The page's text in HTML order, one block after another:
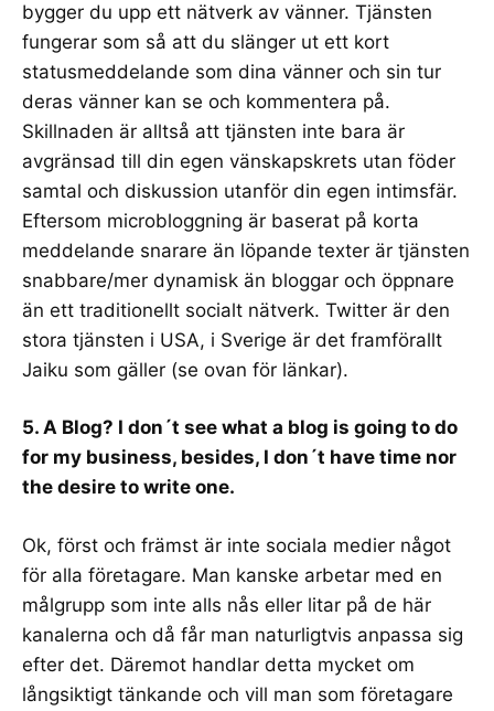
bygger du upp ett nätverk av vänner. Tjänsten
fungerar som så att du slänger ut ett kort
statusmeddelande som dina vänner och sin tur
deras vänner kan se och kommentera på.
Skillnaden är alltså att tjänsten inte bara är
avgränsad till din egen vänskapskrets utan föder
samtal och diskussion utanför din egen intimsfär.
Eftersom microbloggning är baserat på korta
meddelande snarare än löpande texter är tjänsten
snabbare/mer dynamisk än bloggar och öppnare
än ett traditionellt socialt nätverk. Twitter är den
stora tjänsten i USA, i Sverige är det framförallt
Jaiku som gäller (se ovan för länkar).
5. A Blog? I don´t see what a blog is going to do
for my business, besides, I don´t have time nor
the desire to write one.
Ok, först och främst är inte sociala medier något
för alla företagare. Man kanske arbetar med en
målgrupp som inte alls nås eller litar på de här
kanalerna och då får man naturligtvis anpassa sig
efter det. Däremot handlar detta mycket om
långsiktigt tänkande och vill man som företagare